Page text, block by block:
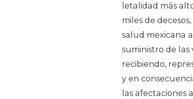
letalidad más
miles de
salud mexicana
suministro de
recibiendo,
y en
las afectaciones